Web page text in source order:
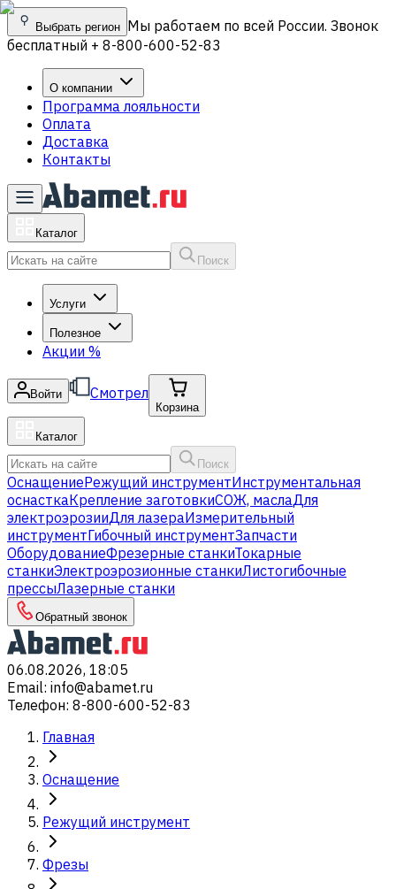
Выбрать регион Мы работаем по всей России. Звонок
бесплатный + 8-800-600-52-83
О компании
Программа лояльности
Оплата
Доставка
Контакты
Каталог
Поиск
Услуги
Полезное
Акции %
Войти Смотрел
Корзина
Каталог
Поиск
ОснащениеРежущий инструментИнструментальная
оснасткаКрепление заготовкиСОЖ, маслаДля
электроэрозииДля лазераИзмерительный
инструментГибочный инструментЗапчасти
ОборудованиеФрезерные станкиТокарные
станкиЭлектроэрозионные станкиЛистогибочные
прессыЛазерные станки
Обратный звонок
06.08.2026, 18:05
Email: info@abamet.ru
Телефон: 8-800-600-52-83
Главная
Оснащение
Режущий инструмент
Фрезы